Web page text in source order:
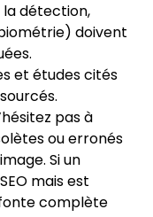
détection,
doivent
et études cités
pas à
ou erronés
Si un
mais est
complète